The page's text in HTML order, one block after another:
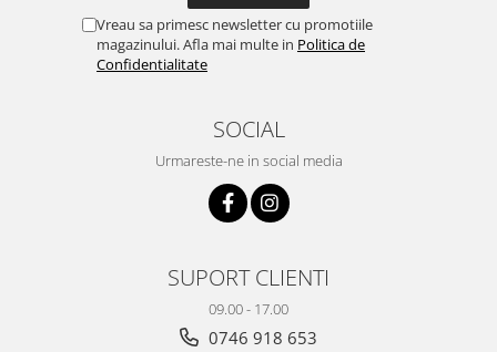
Vreau sa primesc newsletter cu promotiile
magazinului. Afla mai multe in Politica de
Confidentialitate
SOCIAL
Urmareste-ne in social media
SUPORT CLIENTI
09.00 - 17.00
0746 918 653